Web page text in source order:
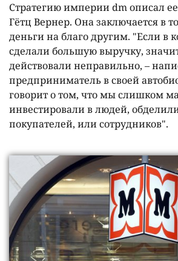
Стратегию империи dm описал ее
Гётц Вернер. Она заключается в
деньги на благо другим. "Если в
сделали большую выручку,
действовали неправильно, –
предприниматель в своей
говорит о том, что мы слишком
инвестировали в людей,
покупателей, или сотрудников".